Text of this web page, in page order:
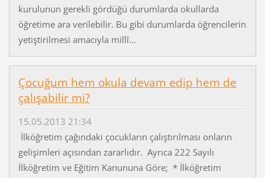
kurulunun gerekli gördüğü durumlarda okullarda
öğretime ara verilebilir. Bu gibi durumlarda öğrencilerin
yetiştirilmesi amacıyla millî...
Çocuğum hem okula devam edip hem de
çalışabilir mi?
15.05.2013 21:34
İlköğretim çağındaki çocukların çalıştırılması onların
gelişimleri açısından zararlıdır. Ayrıca 222 Sayılı
İlköğretim ve Eğitim Kanununa Göre; * İlköğretim